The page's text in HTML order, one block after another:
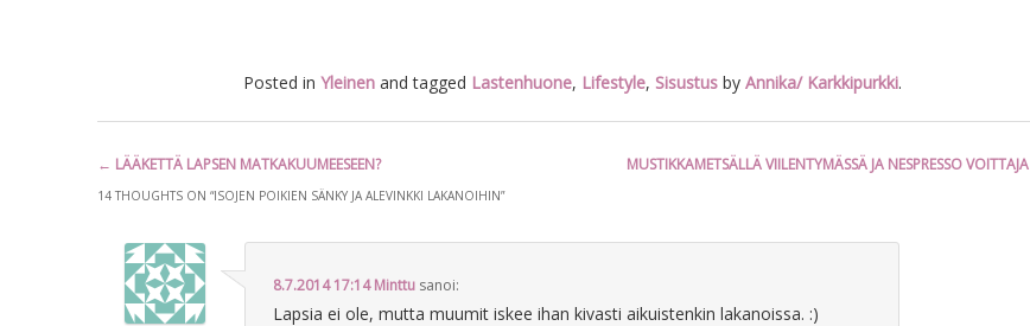
Posted in Yleinenand tagged Lastenhuone, Lifestyle, Sisustusby Annika/ Karkkipurkki.
Artikkelien
selaus
← LÄÄKETTÄ LAPSEN MATKAKUUMEESEEN? MUSTIKKAMETSÄLLÄ VIILENTYMÄSSÄ JA NESPRESSO VOITTAJA
14 THOUGHTS ON “ISOJEN POIKIEN SÄNKY JA ALEVINKKI LAKANOIHIN”
8.7.2014 17:14 Minttu sanoi:
Lapsia ei ole, mutta muumit iskee ihan kivasti aikuistenkin lakanoissa. :)